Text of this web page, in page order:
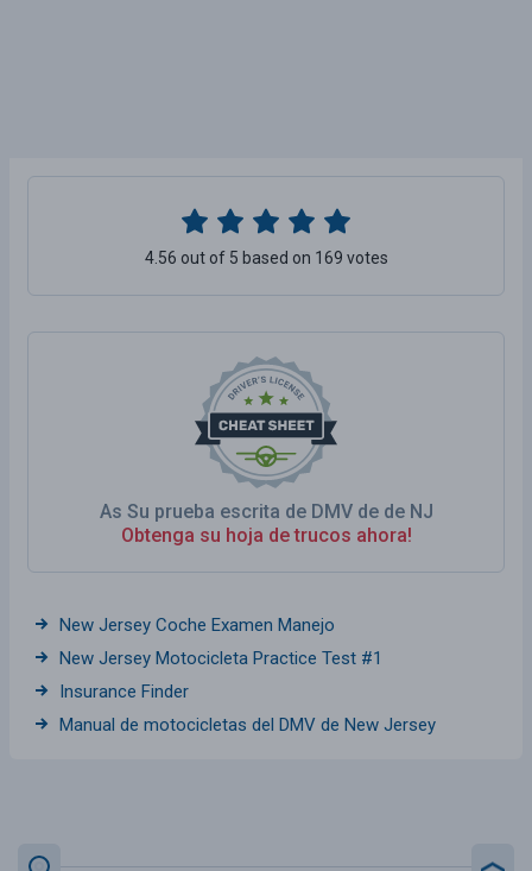
As Su prueba escrita de DMV de de NJ
Obtenga su hoja de trucos ahora!
4.56 out of 5 based on 169 votes
New Jersey Coche Examen Manejo
New Jersey Motocicleta Practice Test #1
Insurance Finder
Manual de motocicletas del DMV de New Jersey